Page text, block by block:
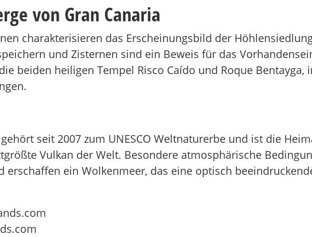
von Gran Canaria
charakterisieren das Erscheinungsbild der
und Zisternen sind ein Beweis für das
beiden heiligen Tempel Risco Caído und Roque Bentayga,
seit 2007 zum UNESCO Weltnaturerbe und ist die
Vulkan der Welt. Besondere atmosphärische
ein Wolkenmeer, das eine optisch